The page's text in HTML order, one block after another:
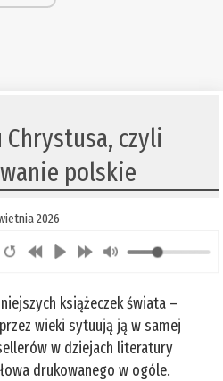
czyli
polskie
2026
książeczek świata –
wieki sytuują ją w samej
w dziejach literatury
drukowanego w ogóle.